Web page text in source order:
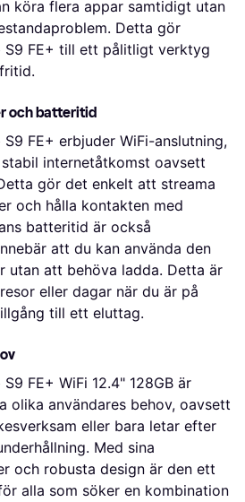
köra flera appar samtidigt utan
Detta gör
S9 FE+ till ett pålitligt verktyg
och batteritid
S9 FE+ erbjuder WiFi-anslutning,
internetåtkomst oavsett
gör det enkelt att streama
och hålla kontakten med
batteritid är också
att du kan använda den
utan att behöva ladda. Detta är
eller dagar när du är på
till ett eluttag.
FE+ WiFi 12.4" 128GB är
olika användares behov, oavsett
eller bara letar efter
Med sina
och robusta design är den ett
alla som söker en kombination